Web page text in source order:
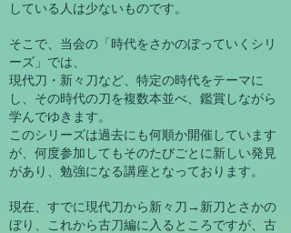
している人は少ないものです。
そこで、当会の「時代をさかのぼっていくシリ
ーズ」では、
​現代刀・新々刀など、特定の時代をテーマに
し、その時代の刀を複数本並べ、鑑賞しながら
学んでゆきます。
このシリーズは過去にも何順か開催しています
が、何度参加してもそのたびごとに新しい発見
があり、勉強になる講座となっております。
​現在、すでに現代刀から新々刀→新刀とさかの
ぼり、これから古刀編に入るところですが、古